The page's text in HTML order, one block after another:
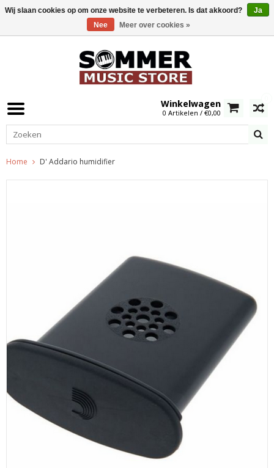
Winkelwagen
0 Artikelen / €0,00
Home D' Addario humidifier
Wij slaan cookies op om onze website te verbeteren. Is dat akkoord?
Ja
Nee
Meer over cookies »